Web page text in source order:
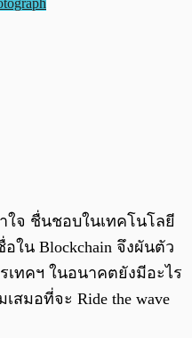
ใจ ชื่นชอบในเทคโนโลยี
ใน Blockchain จึงผันตัว
เทคฯ ในอนาคตยังมีอะไร
สมอที่จะ Ride the wave